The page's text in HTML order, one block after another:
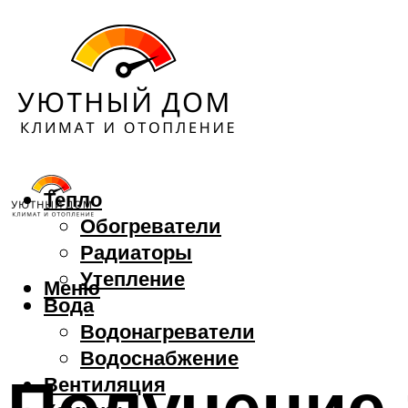
Тепло
Обогреватели
Радиаторы
Утепление
Вода
Водонагреватели
Водоснабжение
Вентиляция
Меню